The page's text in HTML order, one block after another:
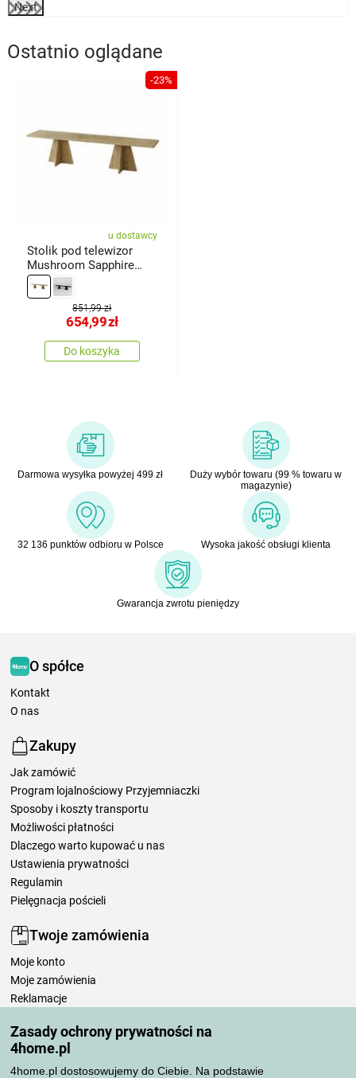
Zasady ochrony prywatności na
4home.pl
4home.pl dostosowujemy do Ciebie. Na podstawie
Next
Ostatnio oglądane
-23%
u dostawcy
Stolik pod telewizor
Mushroom Sapphire
Oak
851,99 zł
654,99zł
Do koszyka
Darmowa wysyłka powyżej 499 zł
Duży wybór towaru (99 % towaru w
magazynie)
32 136 punktów odbioru w Polsce Wysoka jakość obsługi klienta
Gwarancja zwrotu pieniędzy
O spółce
Kontakt
O nas
Zakupy
Jak zamówić
Program lojalnościowy Przyjemniaczki
Sposoby i koszty transportu
Możliwości płatności
Dlaczego warto kupować u nas
Ustawienia prywatności
Regulamin
Pielęgnacja pościeli
Twoje zamówienia
Moje konto
Moje zamówienia
Reklamacje
Zasady przetwarzania recenzji